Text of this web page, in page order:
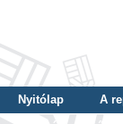
Nyitólap A